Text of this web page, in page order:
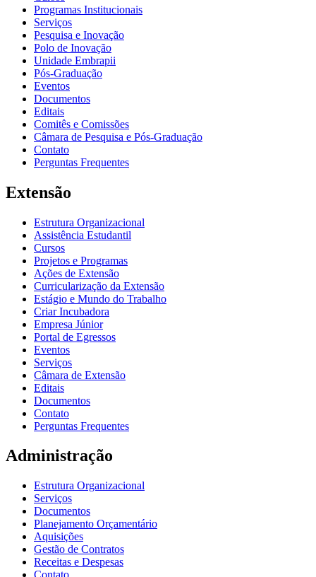
Programas Institucionais
Serviços
Pesquisa e Inovação
Polo de Inovação
Unidade Embrapii
Pós-Graduação
Eventos
Documentos
Editais
Comitês e Comissões
Câmara de Pesquisa e Pós-Graduação
Contato
Perguntas Frequentes
Extensão
Estrutura Organizacional
Assistência Estudantil
Cursos
Projetos e Programas
Ações de Extensão
Curricularização da Extensão
Estágio e Mundo do Trabalho
Criar Incubadora
Empresa Júnior
Portal de Egressos
Eventos
Serviços
Câmara de Extensão
Editais
Documentos
Contato
Perguntas Frequentes
Administração
Estrutura Organizacional
Serviços
Documentos
Planejamento Orçamentário
Aquisições
Gestão de Contratos
Receitas e Despesas